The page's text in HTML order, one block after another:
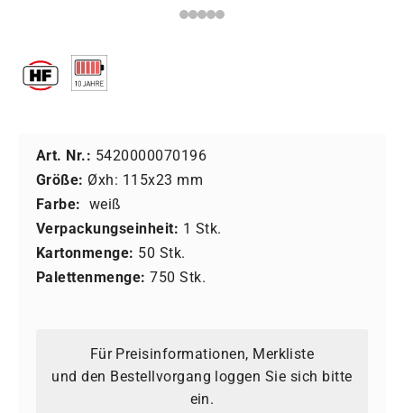
Art. Nr.: 5420000070196
Größe: Øxh: 115x23 mm
Farbe: weiß
Verpackungseinheit: 1 Stk.
Kartonmenge: 50 Stk.
Palettenmenge: 750 Stk.
Für Preisinformationen, Merkliste
und den Bestellvorgang loggen Sie sich bitte
ein.